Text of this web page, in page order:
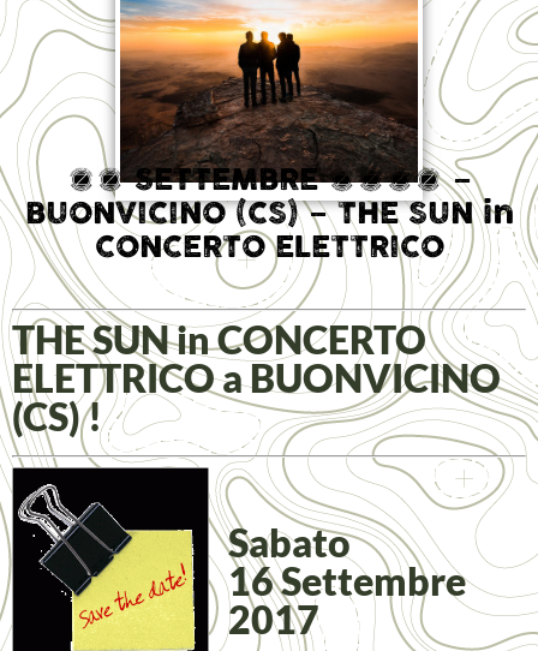
16 SETTEMBRE 2017 –
BUONVICINO (CS) – THE SUN in
CONCERTO ELETTRICO
THE SUN in CONCERTO
ELETTRICO a BUONVICINO
(CS) !
Sabato
16 Settembre
2017